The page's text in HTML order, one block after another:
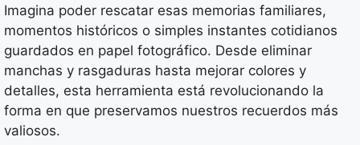
Imagina poder rescatar esas memorias familiares,
momentos históricos o simples instantes cotidianos
guardados en papel fotográfico. Desde eliminar
manchas y rasgaduras hasta mejorar colores y
detalles, esta herramienta está revolucionando la
forma en que preservamos nuestros recuerdos más
valiosos.